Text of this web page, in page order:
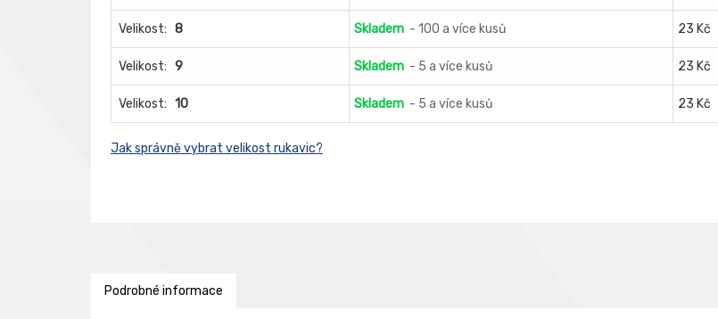
Velikost: 8 Skladem - 100 a více kusů 23 Kč
Velikost: 9 Skladem - 5 a více kusů 23 Kč
Velikost: 10 Skladem - 5 a více kusů 23 Kč
Jak správně vybrat velikost rukavic?
Podrobné informace